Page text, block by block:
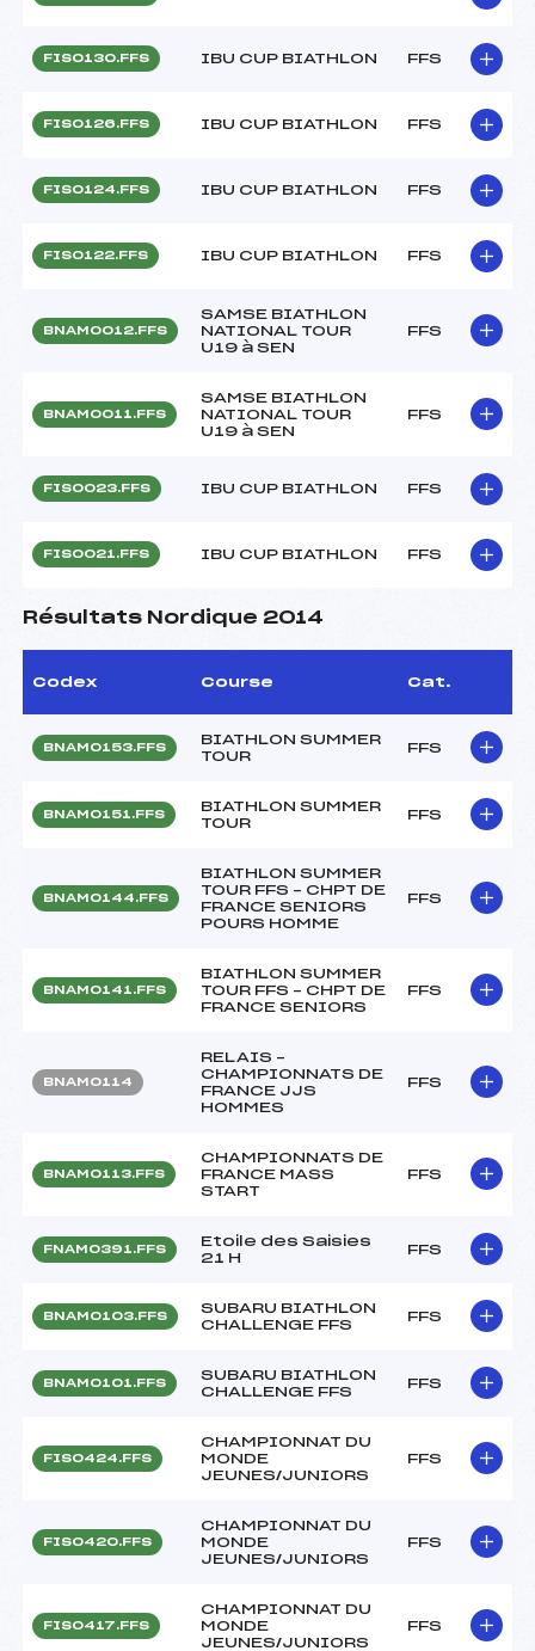
FIS0130.FFS IBU CUP BIATHLON FFS
FIS0126.FFS IBU CUP BIATHLON FFS
FIS0124.FFS IBU CUP BIATHLON FFS
FIS0122.FFS IBU CUP BIATHLON FFS
BNAM0012.FFS
SAMSE BIATHLON
NATIONAL TOUR
U19 à SEN
FFS
BNAM0011.FFS
SAMSE BIATHLON
NATIONAL TOUR
U19 à SEN
FFS
FIS0023.FFS IBU CUP BIATHLON FFS
FIS0021.FFS IBU CUP BIATHLON FFS
Résultats Nordique 2014
Codex Course Cat.
BNAM0153.FFS
BIATHLON SUMMER
TOUR
FFS
BNAM0151.FFS
BIATHLON SUMMER
TOUR
FFS
BNAM0144.FFS
BIATHLON SUMMER
TOUR FFS – CHPT DE
FRANCE SENIORS
POURS HOMME
FFS
BNAM0141.FFS
BIATHLON SUMMER
TOUR FFS – CHPT DE
FRANCE SENIORS
FFS
BNAM0114
RELAIS –
CHAMPIONNATS DE
FRANCE JJS
HOMMES
FFS
BNAM0113.FFS
CHAMPIONNATS DE
FRANCE MASS
START
FFS
FNAM0391.FFS
Etoile des Saisies
21 H
FFS
BNAM0103.FFS
SUBARU BIATHLON
CHALLENGE FFS
FFS
BNAM0101.FFS
SUBARU BIATHLON
CHALLENGE FFS
FFS
FIS0424.FFS
CHAMPIONNAT DU
MONDE
JEUNES/JUNIORS
FFS
FIS0420.FFS
CHAMPIONNAT DU
MONDE
JEUNES/JUNIORS
FFS
FIS0417.FFS
CHAMPIONNAT DU
MONDE
JEUNES/JUNIORS
FFS